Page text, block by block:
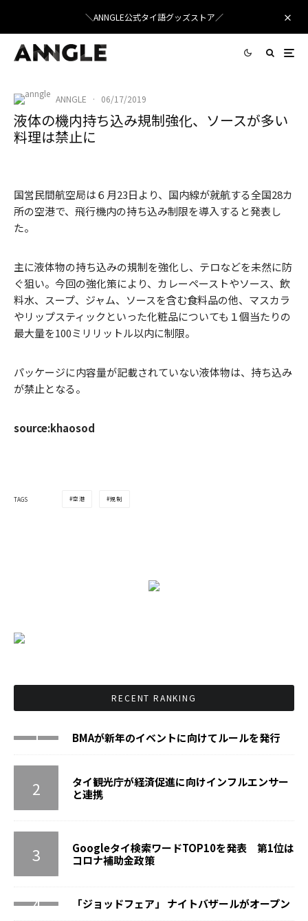
＼ANNGLE公式タイ語グッズストア／
ANNGLE · 06/17/2019
液体の機内持ち込み規制強化、ソースが多い
料理は禁止に
国営民間航空局は６月23日より、国内線が就航する全国28カ
所の空港で、飛行機内の持ち込み制限を導入すると発表し
た。
主に液体物の持ち込みの規制を強化し、テロなどを未然に防
ぐ狙い。今回の強化策により、カレーペーストやソース、飲
料水、スープ、ジャム、ソースを含む食料品の他、マスカラ
やリップスティックといった化粧品についても１個当たりの
最大量を100ミリリットル以内に制限。
パッケージに内容量が記載されていない液体物は、持ち込み
が禁止となる。
source:khaosod
TAGS 空港 規制
RECENT RANKING
BMAが新年のイベントに向けてルールを発行
タイ観光庁が経済促進に向けインフルエンサー
と連携
Googleタイ検索ワードTOP10を発表 第1位は
コロナ補助金政策
「ジョッドフェア」 ナイトバザールがオープン